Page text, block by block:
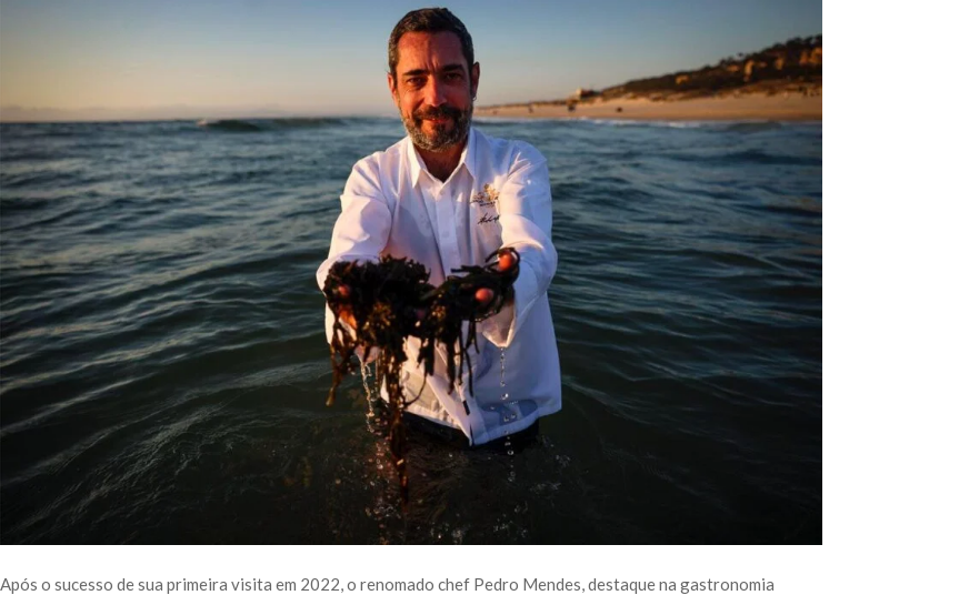
Após o sucesso de sua primeira visita em 2022, o renomado chef Pedro Mendes, destaque na gastronomia